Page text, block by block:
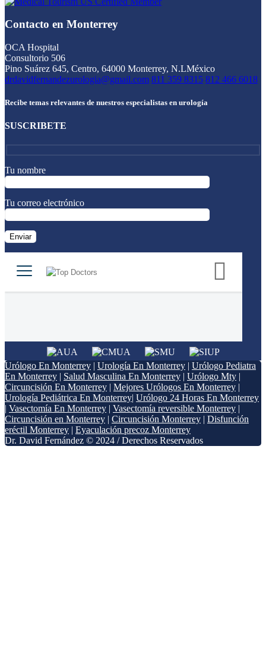
Contacto en Monterrey
OCA Hospital
Consultorio 506
Pino Suárez 645, Centro, 64000 Monterrey, N.LMéxico
drdavidfernandezurologia@gmail.com 811 359 8315 812 466 6018
Recibe temas relevantes de nuestros especialistas en urología
SUSCRIBETE
Tu nombre
Tu correo electrónico
Urólogo En Monterrey | Urología En Monterrey | Urólogo Pediatra
En Monterrey | Salud Masculina En Monterrey | Urólogo Mty |
Circuncisión En Monterrey | Mejores Urólogos En Monterrey |
Urología Pediátrica En Monterrey| Urólogo 24 Horas En Monterrey
| Vasectomía En Monterrey | Vasectomía reversible Monterrey |
Circuncisión en Monterrey | Circuncisión Monterrey | Disfunción
eréctil Monterrey | Eyaculación precoz Monterrey
Dr. David Fernández © 2024 / Derechos Reservados